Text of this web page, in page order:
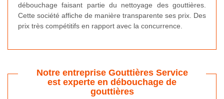
débouchage faisant partie du nettoyage des gouttières.
Cette société affiche de manière transparente ses prix. Des
prix très compétitifs en rapport avec la concurrence.
Notre entreprise Gouttières Service
est experte en débouchage de
gouttières